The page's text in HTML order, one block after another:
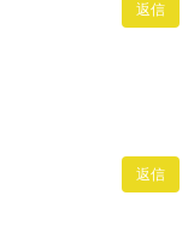
返信
返信